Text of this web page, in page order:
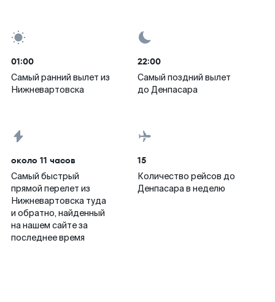
01:00
Самый ранний вылет из
Нижневартовска
22:00
Самый поздний вылет
до Денпасара
около 11 часов
Самый быстрый
прямой перелет из
Нижневартовска туда
и обратно, найденный
на нашем сайте за
последнее время
15
Количество рейсов до
Денпасара в неделю